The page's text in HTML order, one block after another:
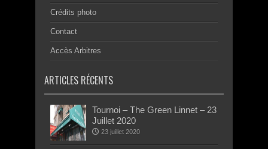
Crédits photo
Contact
Accès Arbitres
ARTICLES RÉCENTS
Tournoi – The Green Linnet – 23
Juillet 2020
23 juillet 2020